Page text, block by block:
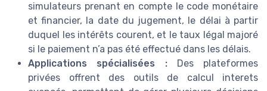
simulateurs prenant en compte le code monétaire
et financier, la date du jugement, le délai à partir
duquel les intérêts courent, et le taux légal majoré
si le paiement n’a pas été effectué dans les délais.
Applications spécialisées :Des plateformes
privées offrent des outils de calcul interets